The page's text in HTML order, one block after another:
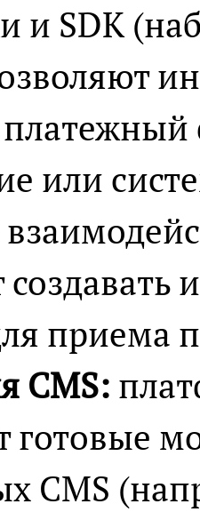
и SDK
или
приема
CMS:
готовые
CMS